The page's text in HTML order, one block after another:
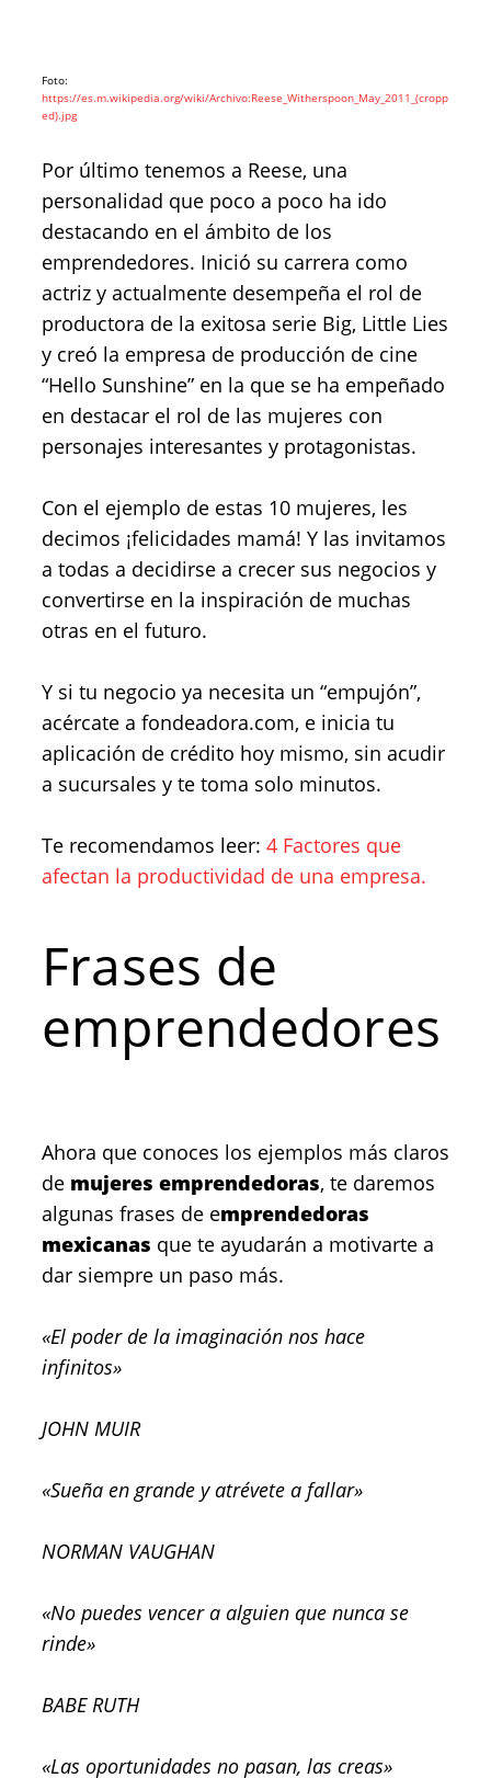
Foto:
https://es.m.wikipedia.org/wiki/Archivo:Reese_Witherspoon_May_2011_(cropp
ed).jpg
Por último tenemos a Reese, una
personalidad que poco a poco ha ido
destacando en el ámbito de los
emprendedores. Inició su carrera como
actriz y actualmente desempeña el rol de
productora de la exitosa serie Big, Little Lies
y creó la empresa de producción de cine
“Hello Sunshine” en la que se ha empeñado
en destacar el rol de las mujeres con
personajes interesantes y protagonistas.
Con el ejemplo de estas 10 mujeres, les
decimos ¡felicidades mamá! Y las invitamos
a todas a decidirse a crecer sus negocios y
convertirse en la inspiración de muchas
otras en el futuro.
Y si tu negocio ya necesita un “empujón”,
acércate a fondeadora.com, e inicia tu
aplicación de crédito hoy mismo, sin acudir
a sucursales y te toma solo minutos.
Te recomendamos leer: 4 Factores que
afectan la productividad de una empresa.
Frases de
emprendedores
Ahora que conoces los ejemplos más claros
de mujeres emprendedoras, te daremos
algunas frases de emprendedoras
mexicanas que te ayudarán a motivarte a
dar siempre un paso más.
«El poder de la imaginación nos hace
infinitos»
JOHN MUIR
«Sueña en grande y atrévete a fallar»
NORMAN VAUGHAN
«No puedes vencer a alguien que nunca se
rinde»
BABE RUTH
«Las oportunidades no pasan, las creas»